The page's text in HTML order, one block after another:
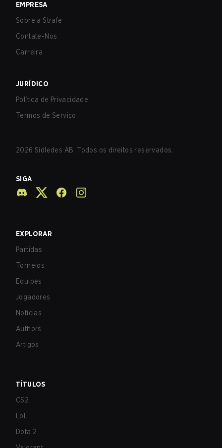
EMPRESA
Sobre a Strafe
Contate-Nos
Carreira
JURÍDICO
Política de Privacidade
Termos de Serviço
2026 Sidledes AB. Todos os direitos reservados.
SIGA
EXPLORAR
Partidas
Torneios
Equipes
Jogadores
Notícias
Authors
Artigos
TÍTULOS
CS2
LoL
Dota 2